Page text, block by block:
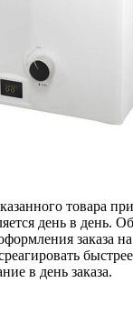
товара
день в день.
заказа на
в день заказа.